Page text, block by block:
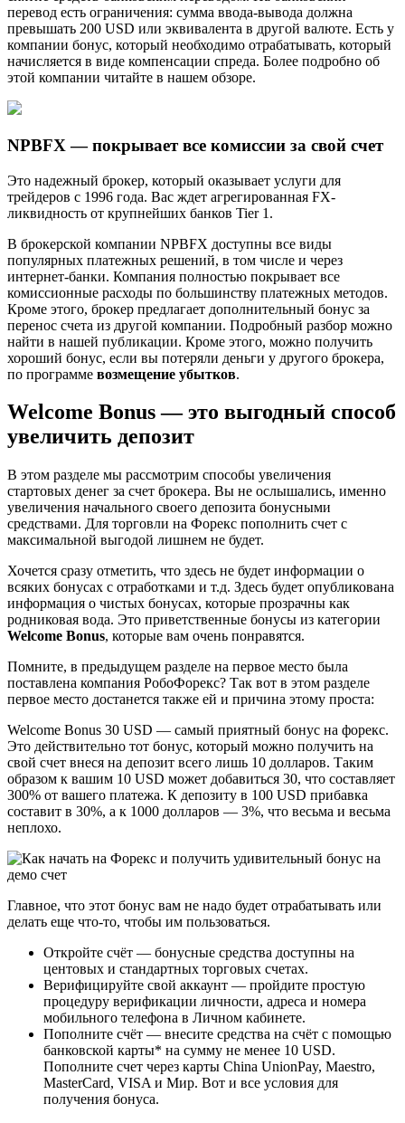
перевод есть ограничения: сумма ввода-вывода должна
превышать 200 USD или эквивалента в другой валюте. Есть у
компании бонус, который необходимо отрабатывать, который
начисляется в виде компенсации спреда. Более подробно об
этой компании читайте в нашем обзоре.
NPBFX — покрывает все комиссии за свой счет
Это надежный брокер, который оказывает услуги для
трейдеров с 1996 года. Вас ждет агрегированная FX-
ликвидность от крупнейших банков Tier 1.
В брокерской компании NPBFX доступны все виды
популярных платежных решений, в том числе и через
интернет-банки. Компания полностью покрывает все
комиссионные расходы по большинству платежных методов.
Кроме этого, брокер предлагает дополнительный бонус за
перенос счета из другой компании. Подробный разбор можно
найти в нашей публикации. Кроме этого, можно получить
хороший бонус, если вы потеряли деньги у другого брокера,
по программе возмещение убытков.
Welcome Bonus — это выгодный способ
увеличить депозит
В этом разделе мы рассмотрим способы увеличения
стартовых денег за счет брокера. Вы не ослышались, именно
увеличения начального своего депозита бонусными
средствами. Для торговли на Форекс пополнить счет с
максимальной выгодой лишнем не будет.
Хочется сразу отметить, что здесь не будет информации о
всяких бонусах с отработками и т.д. Здесь будет опубликована
информация о чистых бонусах, которые прозрачны как
родниковая вода. Это приветственные бонусы из категории
Welcome Bonus, которые вам очень понравятся.
Помните, в предыдущем разделе на первое место была
поставлена компания РобоФорекс? Так вот в этом разделе
первое место достанется также ей и причина этому проста:
Welcome Bonus 30 USD — самый приятный бонус на форекс.
Это действительно тот бонус, который можно получить на
свой счет внеся на депозит всего лишь 10 долларов. Таким
образом к вашим 10 USD может добавиться 30, что составляет
300% от вашего платежа. К депозиту в 100 USD прибавка
составит в 30%, а к 1000 долларов — 3%, что весьма и весьма
неплохо.
Главное, что этот бонус вам не надо будет отрабатывать или
делать еще что-то, чтобы им пользоваться.
Откройте счёт — бонусные средства доступны на
центовых и стандартных торговых счетах.
Верифицируйте свой аккаунт — пройдите простую
процедуру верификации личности, адреса и номера
мобильного телефона в Личном кабинете.
Пополните счёт — внесите средства на счёт с помощью
банковской карты* на сумму не менее 10 USD.
Пополните счет через карты China UnionPay, Maestro,
MasterCard, VISA и Мир. Вот и все условия для
получения бонуса.